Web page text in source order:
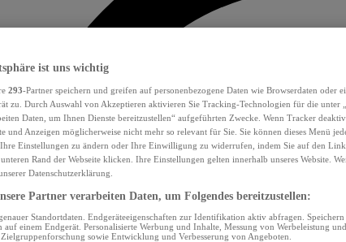
ist uns wichtig
293-Partner speichern und greifen auf personenbezogene Daten wie Browserdaten oder
zu. Durch Auswahl von Akzeptieren aktivieren Sie Tracking-Technologien für die unter
Daten, um Ihnen Dienste bereitzustellen“ aufgeführten Zwecke. Wenn Tracker
und Anzeigen möglicherweise nicht mehr so relevant für Sie. Sie können dieses Menü
Einstellungen zu ändern oder Ihre Einwilligung zu widerrufen, indem Sie auf den
Rand der Webseite klicken. Ihre Einstellungen gelten innerhalb unseres Website.
Datenschutzerklärung.
Partner verarbeiten Daten, um Folgendes bereitzustellen:
Standortdaten. Endgeräteeigenschaften zur Identifikation aktiv abfragen.
einem Endgerät. Personalisierte Werbung und Inhalte, Messung von Werbeleistung
sowie Entwicklung und Verbesserung von Angeboten.